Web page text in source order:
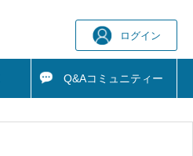
ログイン
Q&Aコミュニティー